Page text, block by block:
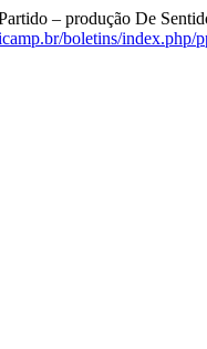
– produção De
boletins/index.php/